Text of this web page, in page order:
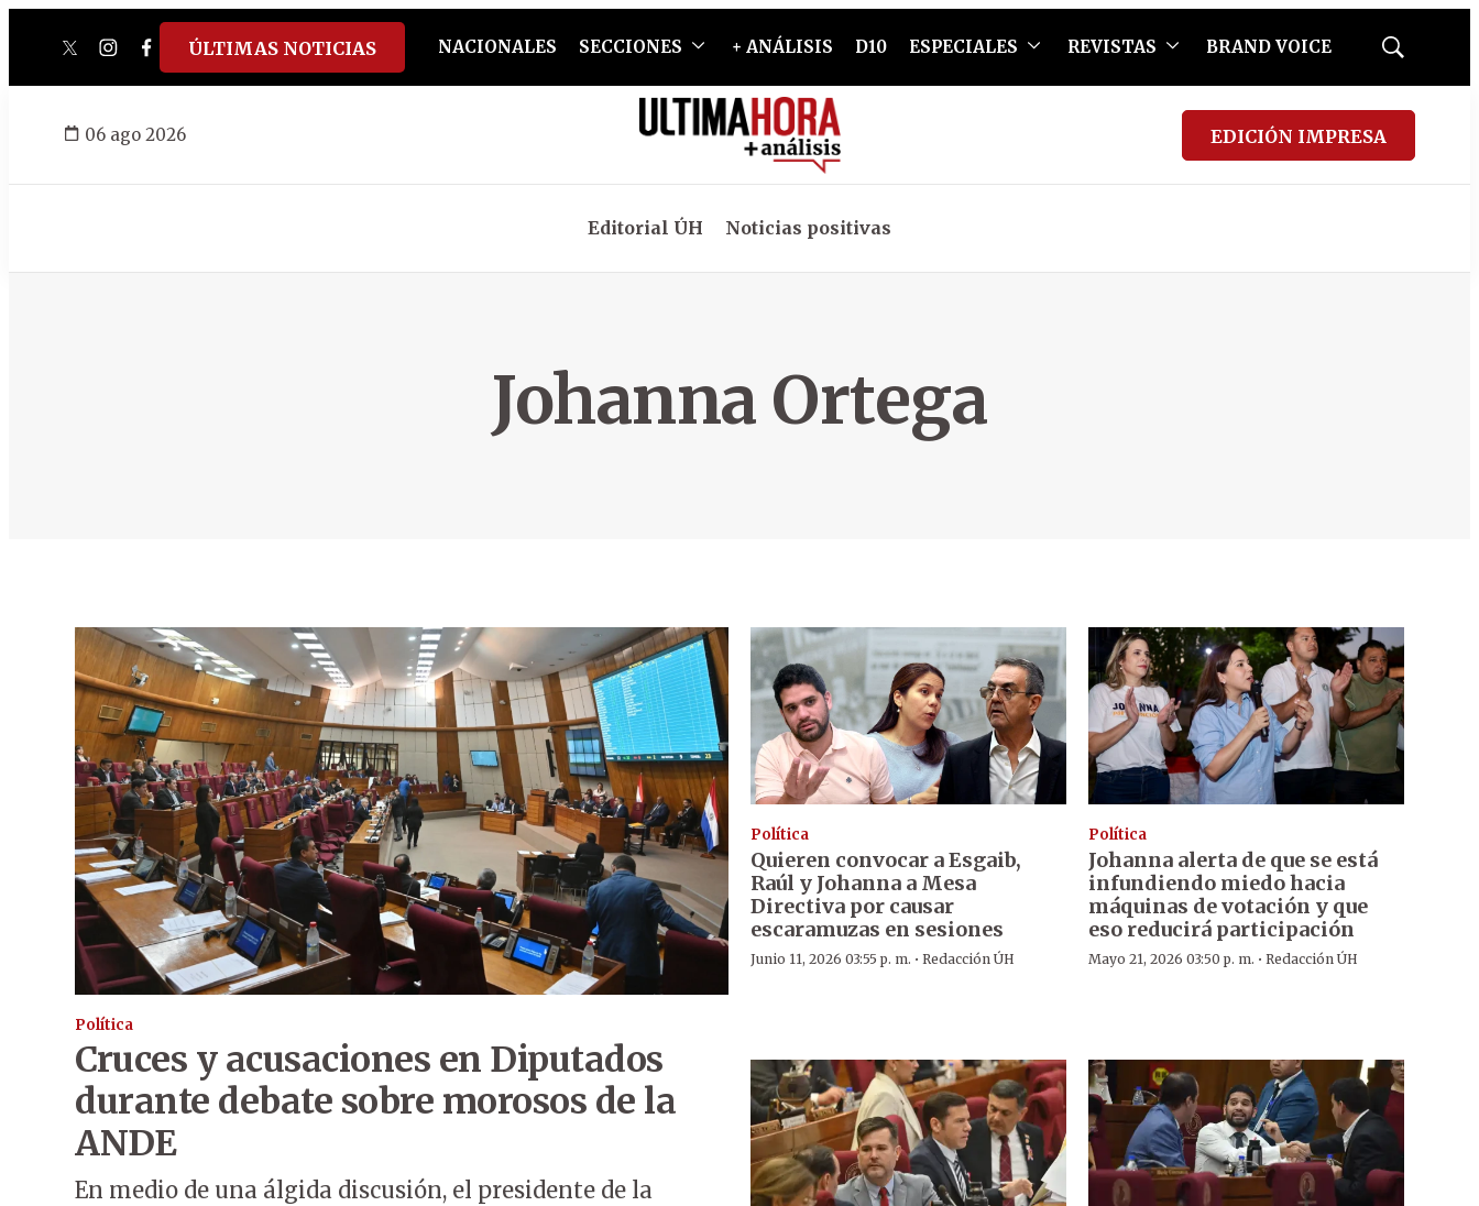
twitterinstagram
facebook
tiktokyoutube
spotify
ÚLTIMAS NOTICIAS NACIONALES SECCIONES + ANÁLISIS D10 ESPECIALES REVISTAS BRAND VOICE
Mostrar
06 ago 2026 EDICIÓN IMPRESA
Editorial ÚH Noticias positivas
Johanna Ortega
Política
Cruces y acusaciones en Diputados
durante debate sobre morosos de la
ANDE
En medio de una álgida discusión, el presidente de la
Política
Quieren convocar a Esgaib,
Raúl y Johanna a Mesa
Directiva por causar
escaramuzas en sesiones
Junio 11, 2026 03:55 p. m. · Redacción ÚH
Política
Johanna alerta de que se está
infundiendo miedo hacia
máquinas de votación y que
eso reducirá participación
Mayo 21, 2026 03:50 p. m. · Redacción ÚH